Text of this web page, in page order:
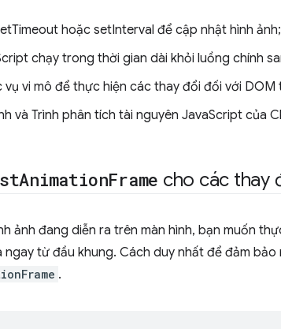
hoặc setInterval để cập nhật hình
chạy trong thời gian dài khỏi luồng chính
vi mô để thực hiện các thay đổi đối với DOM
và Trình phân tích tài nguyên JavaScript của
AnimationFrame cho các thay
ảnh đang diễn ra trên màn hình, bạn muốn
từ đầu khung. Cách duy nhất để đảm
.